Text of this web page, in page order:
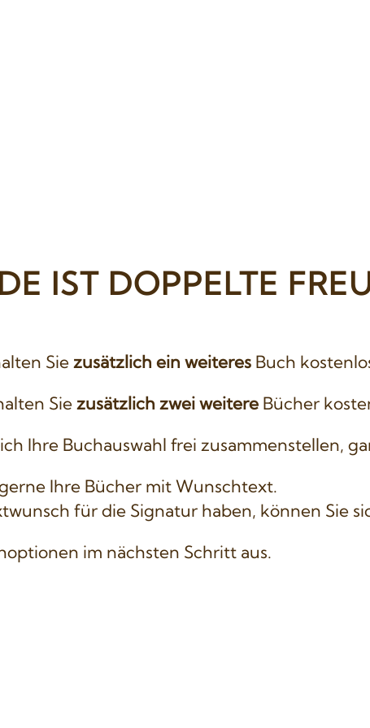
IST DOPPELTE
Siezusätzlich ein weiteres Buch
Siezusätzlich zwei weitere Bücher
Ihre Buchauswahl frei zusammenstellen,
Ihre Bücher mit Wunschtext.
für die Signatur haben, können Sie
im nächsten Schritt aus.